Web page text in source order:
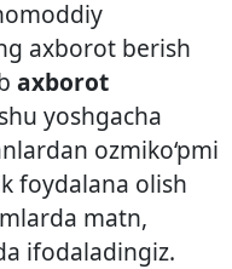
axborot berish
axborot
yoshgacha
ozmiko‘pmi
foydalana olish
matn,
ifodaladingiz.